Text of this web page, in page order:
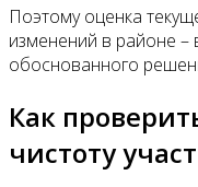
Поэтому оценка
изменений в районе –
обоснованного
Как
чистоту